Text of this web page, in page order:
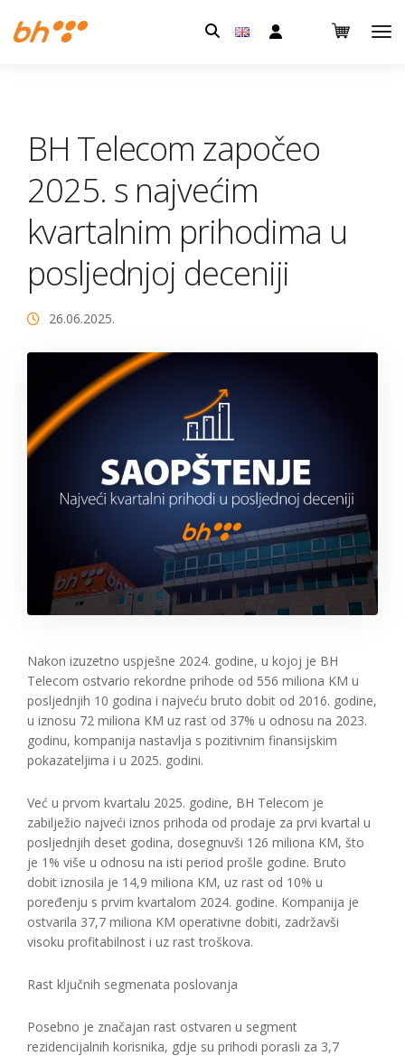
Pretraga:
BH Telecom započeo
2025. s najvećim
kvartalnim prihodima u
posljednjoj deceniji
26.06.2025.
Nakon izuzetno uspješne 2024. godine, u kojoj je BH
Telecom ostvario rekordne prihode od 556 miliona KM u
posljednjih 10 godina i najveću bruto dobit od 2016. godine,
u iznosu 72 miliona KM uz rast od 37% u odnosu na 2023.
godinu, kompanija nastavlja s pozitivnim finansijskim
pokazateljima i u 2025. godini.
Već u prvom kvartalu 2025. godine, BH Telecom je
zabilježio najveći iznos prihoda od prodaje za prvi kvartal u
posljednjih deset godina, dosegnuvši 126 miliona KM, što
je 1% više u odnosu na isti period prošle godine. Bruto
dobit iznosila je 14,9 miliona KM, uz rast od 10% u
poređenju s prvim kvartalom 2024. godine. Kompanija je
ostvarila 37,7 miliona KM operativne dobiti, zadržavši
visoku profitabilnost i uz rast troškova.
Rast ključnih segmenata poslovanja
Posebno je značajan rast ostvaren u segment
rezidencijalnih korisnika, gdje su prihodi porasli za 3,7